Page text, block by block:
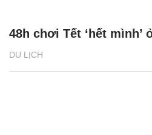
DU LỊCH
48h chơi Tết ‘hết mình’